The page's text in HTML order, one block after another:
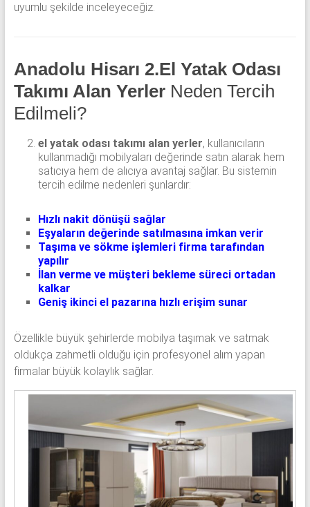
uyumlu şekilde inceleyeceğiz.
Anadolu Hisarı 2.El Yatak Odası
Takımı Alan YerlerNeden Tercih
Edilmeli?
el yatak odası takımı alan yerler, kullanıcıların
kullanmadığı mobilyaları değerinde satın alarak hem
satıcıya hem de alıcıya avantaj sağlar. Bu sistemin
tercih edilme nedenleri şunlardır:
Hızlı nakit dönüşü sağlar
Eşyaların değerinde satılmasına imkan verir
Taşıma ve sökme işlemleri firma tarafından
yapılır
İlan verme ve müşteri bekleme süreci ortadan
kalkar
Geniş ikinci el pazarına hızlı erişim sunar
Özellikle büyük şehirlerde mobilya taşımak ve satmak
oldukça zahmetli olduğu için profesyonel alım yapan
firmalar büyük kolaylık sağlar.